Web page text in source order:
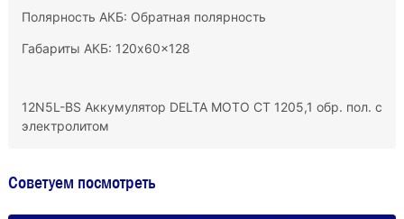
Полярность АКБ: Обратная полярность
Габариты АКБ: 120x60x128
12N5L-BS Аккумулятор DELTA MOTO CT 1205,1 обр. пол. с
электролитом
Советуем посмотреть